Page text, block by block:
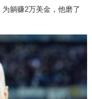
为躺赚2万美金，他磨了